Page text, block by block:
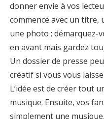
donner envie à vos
commence avec un titre,
une photo ; démarquez-
en avant mais gardez
Un dossier de presse
créatif si vous vous
L’idée est de créer tout
musique. Ensuite, vos
simplement une